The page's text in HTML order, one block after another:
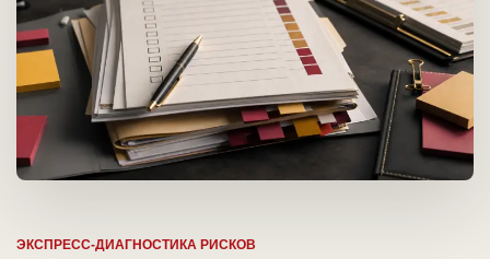
ЭКСПРЕСС-ДИАГНОСТИКА РИСКОВ